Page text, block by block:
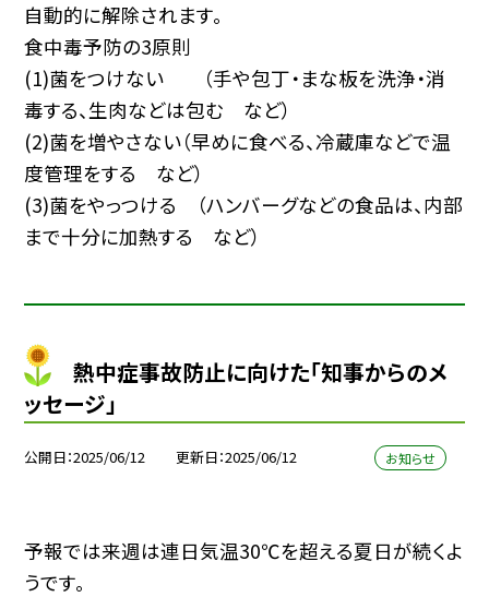
自動的に解除されます。
食中毒予防の3原則
(1)菌をつけない （手や包丁・まな板を洗浄・消
毒する、生肉などは包む など）
(2)菌を増やさない（早めに食べる、冷蔵庫などで温
度管理をする など）
(3)菌をやっつける （ハンバーグなどの食品は、内部
まで十分に加熱する など）
熱中症事故防止に向けた「知事からのメ
ッセージ」
公開日 2025/06/12 更新日 2025/06/12 お知らせ
予報では来週は連日気温30℃を超える夏日が続くよ
うです。